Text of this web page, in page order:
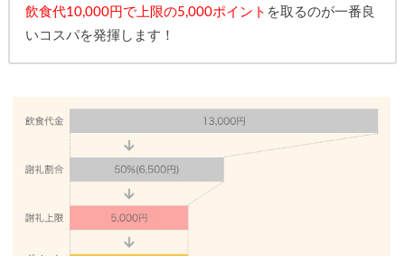
飲食代10,000円で上限の5,000ポイント を取るのが一番良
いコスパを発揮します！